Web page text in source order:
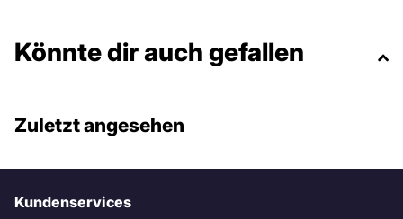
Könnte dir auch gefallen
Zuletzt angesehen
Kundenservices